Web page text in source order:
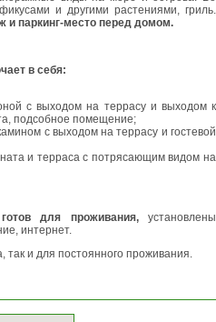
и другими растениями, гриль.
и паркинг-место перед домом.
в себя:
с выходом на террасу и выходом к
подсобное помещение;
с выходом на террасу и гостевой
и терраса с потрясающим видом на
для проживания,установлены
интернет.
так и для постоянного проживания.